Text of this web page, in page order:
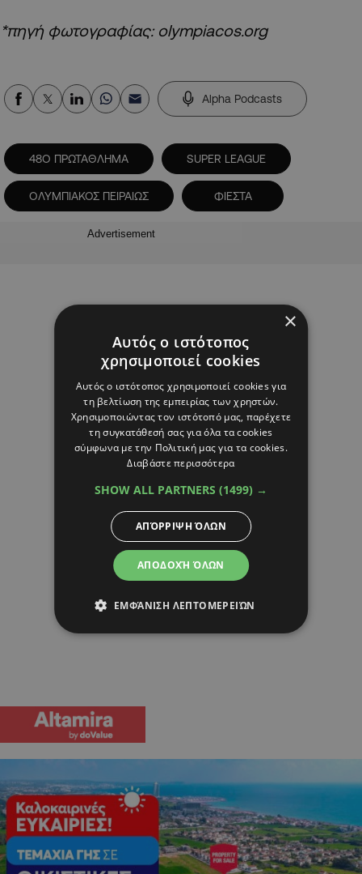
*πηγή φωτογραφίας: olympiacos.org
Alpha Podcasts
48Ο ΠΡΩΤΑΘΛΗΜΑ SUPER LEAGUE
ΟΛΥΜΠΙΑΚΟΣ ΠΕΙΡΑΙΩΣ ΦΙΕΣΤΑ
Advertisement
×
Αυτός ο ιστότοπος
χρησιμοποιεί cookies
Αυτός ο ιστότοπος χρησιμοποιεί cookies για
τη βελτίωση της εμπειρίας των χρηστών.
Χρησιμοποιώντας τον ιστότοπό μας, παρέχετε
τη συγκατάθεσή σας για όλα τα cookies
σύμφωνα με την Πολιτική μας για τα cookies.
Διαβάστε περισσότερα
SHOW ALL PARTNERS (1499) →
ΑΠΟΔΟΧΉ ΌΛΩΝ
ΑΠΌΡΡΙΨΗ ΌΛΩΝ
ΕΜΦΆΝΙΣΗ ΛΕΠΤΟΜΕΡΕΙΏΝ